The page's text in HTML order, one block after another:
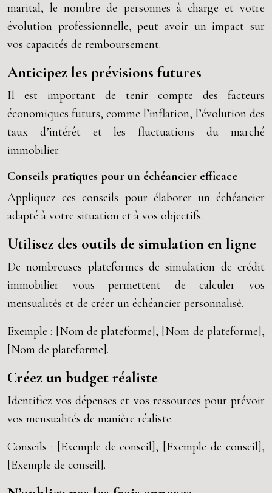
marital, le nombre de personnes à charge et votre
évolution professionnelle, peut avoir un impact sur
vos capacités de remboursement.
Anticipez les prévisions futures
Il est important de tenir compte des facteurs
économiques futurs, comme l’inflation, l’évolution des
taux d’intérêt et les fluctuations du marché
immobilier.
Conseils pratiques pour un échéancier efficace
Appliquez ces conseils pour élaborer un échéancier
adapté à votre situation et à vos objectifs.
Utilisez des outils de simulation en ligne
De nombreuses plateformes de simulation de crédit
immobilier vous permettent de calculer vos
mensualités et de créer un échéancier personnalisé.
Exemple : [Nom de plateforme], [Nom de plateforme],
[Nom de plateforme].
Créez un budget réaliste
Identifiez vos dépenses et vos ressources pour prévoir
vos mensualités de manière réaliste.
Conseils : [Exemple de conseil], [Exemple de conseil],
[Exemple de conseil].